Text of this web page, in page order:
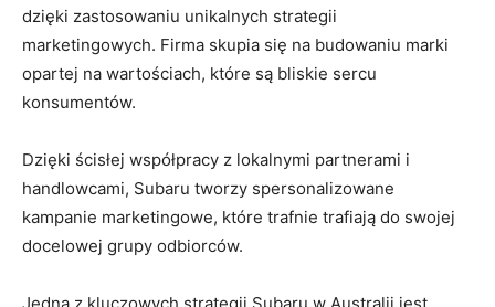
dzięki zastosowaniu unikalnych strategii‌
marketingowych. Firma‌ skupia się na‍ budowaniu ⁤marki
opartej na wartościach, które ⁣są bliskie‍ sercu
konsumentów.
Dzięki ścisłej współpracy z lokalnymi partnerami i
handlowcami, Subaru ⁢tworzy⁣ spersonalizowane
kampanie marketingowe, które trafnie trafiają do swojej
docelowej ‍grupy odbiorców.